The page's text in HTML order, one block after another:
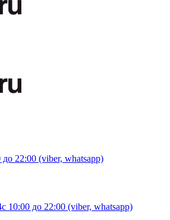
до 22:00 (viber, whatsapp)
с 10:00 до 22:00 (viber, whatsapp)